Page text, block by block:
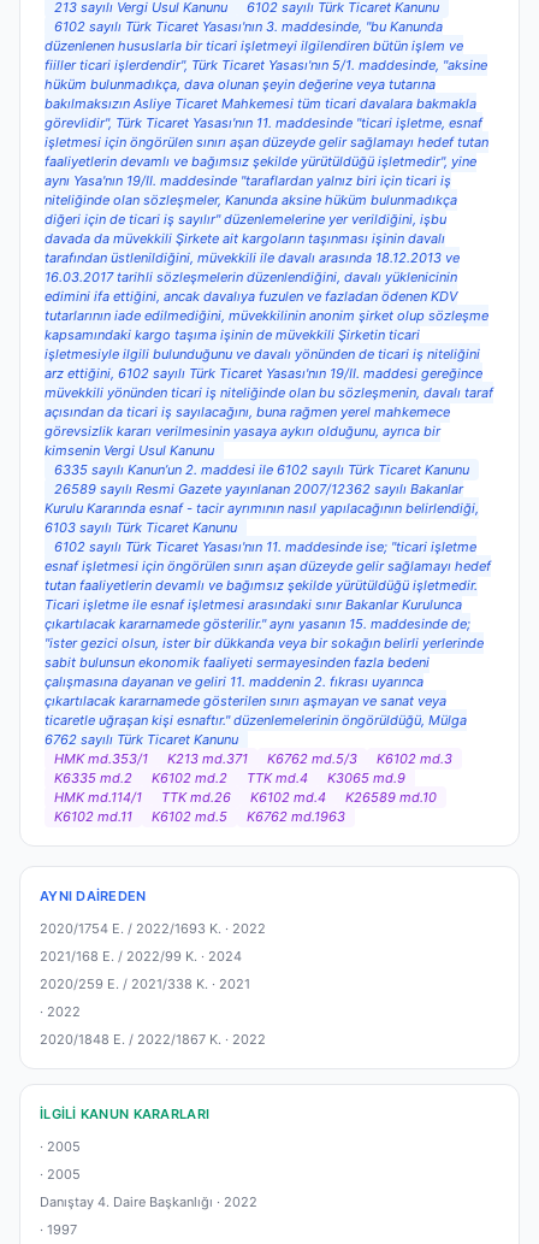
213 sayılı Vergi Usul Kanunu
6102 sayılı Türk Ticaret Kanunu
6102 sayılı Türk Ticaret Yasası'nın 3. maddesinde, "bu Kanunda
düzenlenen hususlarla bir ticari işletmeyi ilgilendiren bütün işlem ve
fiiller ticari işlerdendir", Türk Ticaret Yasası'nın 5/1. maddesinde, "aksine
hüküm bulunmadıkça, dava olunan şeyin değerine veya tutarına
bakılmaksızın Asliye Ticaret Mahkemesi tüm ticari davalara bakmakla
görevlidir", Türk Ticaret Yasası'nın 11. maddesinde "ticari işletme, esnaf
işletmesi için öngörülen sınırı aşan düzeyde gelir sağlamayı hedef tutan
faaliyetlerin devamlı ve bağımsız şekilde yürütüldüğü işletmedir", yine
aynı Yasa'nın 19/II. maddesinde "taraflardan yalnız biri için ticari iş
niteliğinde olan sözleşmeler, Kanunda aksine hüküm bulunmadıkça
diğeri için de ticari iş sayılır" düzenlemelerine yer verildiğini, işbu
davada da müvekkili Şirkete ait kargoların taşınması işinin davalı
tarafından üstlenildiğini, müvekkili ile davalı arasında 18.12.2013 ve
16.03.2017 tarihli sözleşmelerin düzenlendiğini, davalı yüklenicinin
edimini ifa ettiğini, ancak davalıya fuzulen ve fazladan ödenen KDV
tutarlarının iade edilmediğini, müvekkilinin anonim şirket olup sözleşme
kapsamındaki kargo taşıma işinin de müvekkili Şirketin ticari
işletmesiyle ilgili bulunduğunu ve davalı yönünden de ticari iş niteliğini
arz ettiğini, 6102 sayılı Türk Ticaret Yasası'nın 19/II. maddesi gereğince
müvekkili yönünden ticari iş niteliğinde olan bu sözleşmenin, davalı taraf
açısından da ticari iş sayılacağını, buna rağmen yerel mahkemece
görevsizlik kararı verilmesinin yasaya aykırı olduğunu, ayrıca bir
kimsenin Vergi Usul Kanunu
6335 sayılı Kanun’un 2. maddesi ile 6102 sayılı Türk Ticaret Kanunu
26589 sayılı Resmi Gazete yayınlanan 2007/12362 sayılı Bakanlar
Kurulu Kararında esnaf - tacir ayrımının nasıl yapılacağının belirlendiği,
6103 sayılı Türk Ticaret Kanunu
6102 sayılı Türk Ticaret Yasası'nın 11. maddesinde ise; "ticari işletme
esnaf işletmesi için öngörülen sınırı aşan düzeyde gelir sağlamayı hedef
tutan faaliyetlerin devamlı ve bağımsız şekilde yürütüldüğü işletmedir.
Ticari işletme ile esnaf işletmesi arasındaki sınır Bakanlar Kurulunca
çıkartılacak kararnamede gösterilir." aynı yasanın 15. maddesinde de;
"ister gezici olsun, ister bir dükkanda veya bir sokağın belirli yerlerinde
sabit bulunsun ekonomik faaliyeti sermayesinden fazla bedeni
çalışmasına dayanan ve geliri 11. maddenin 2. fıkrası uyarınca
çıkartılacak kararnamede gösterilen sınırı aşmayan ve sanat veya
ticaretle uğraşan kişi esnaftır." düzenlemelerinin öngörüldüğü, Mülga
6762 sayılı Türk Ticaret Kanunu
HMK md.353/1
K213 md.371 K6762 md.5/3
K6102 md.3
K6335 md.2
K6102 md.2 TTK md.4
K3065 md.9
HMK md.114/1
TTK md.26 K6102 md.4
K26589 md.10
K6102 md.11
K6102 md.5 K6762 md.1963
AYNI DAIREDEN
2020/1754 E. / 2022/1693 K. · 2022
2021/168 E. / 2022/99 K. · 2024
2020/259 E. / 2021/338 K. · 2021
· 2022
2020/1848 E. / 2022/1867 K. · 2022
İLGILI KANUN KARARLARI
· 2005
· 2005
Danıştay 4. Daire Başkanlığı · 2022
· 1997